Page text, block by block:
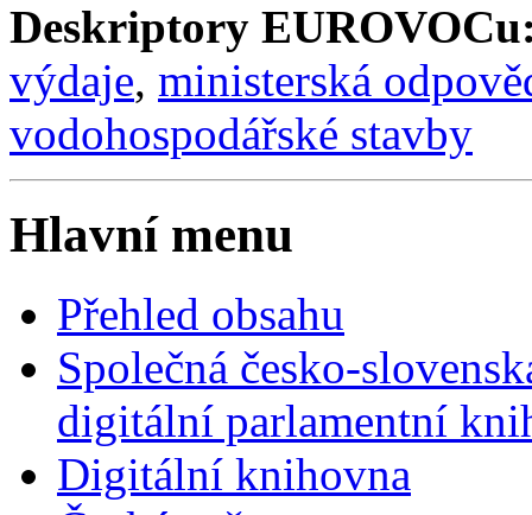
Deskriptory
výdaje, ministerská
vodohospodářské stavby
Hlavní menu
Přehled obsahu
Společná česko-
digitální parlamentní
Digitální knihovna